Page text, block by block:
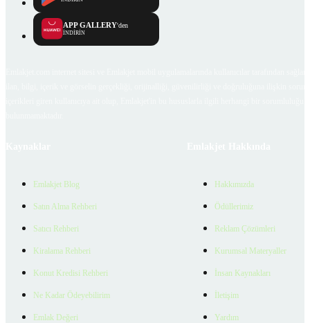
APP GALLERY'den
İNDİRİN
Emlakjet Blog
Satın Alma Rehberi
Satıcı Rehberi
Kiralama Rehberi
Konut Kredisi Rehberi
Ne Kadar Ödeyebilirim
Emlak Değeri
Hakkımızda
Ödüllerimiz
Reklam Çözümleri
Kurumsal Materyaller
İnsan Kaynakları
İletişim
Yardım